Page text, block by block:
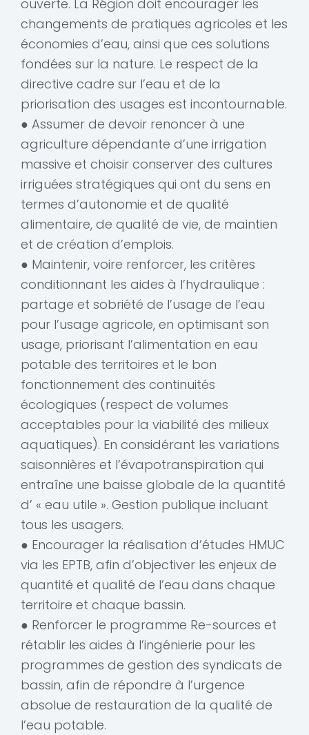
ouverte. La Région doit encourager les
changements de pratiques agricoles et les
économies d’eau, ainsi que ces solutions
fondées sur la nature. Le respect de la
directive cadre sur l’eau et de la
priorisation des usages est incontournable.
● Assumer de devoir renoncer à une
agriculture dépendante d’une irrigation
massive et choisir conserver des cultures
irriguées stratégiques qui ont du sens en
termes d’autonomie et de qualité
alimentaire, de qualité de vie, de maintien
et de création d’emplois.
● Maintenir, voire renforcer, les critères
conditionnant les aides à l’hydraulique :
partage et sobriété de l’usage de l’eau
pour l’usage agricole, en optimisant son
usage, priorisant l’alimentation en eau
potable des territoires et le bon
fonctionnement des continuités
écologiques (respect de volumes
acceptables pour la viabilité des milieux
aquatiques). En considérant les variations
saisonnières et l’évapotranspiration qui
entraîne une baisse globale de la quantité
d’ « eau utile ». Gestion publique incluant
tous les usagers.
● Encourager la réalisation d’études HMUC
via les EPTB, afin d’objectiver les enjeux de
quantité et qualité de l’eau dans chaque
territoire et chaque bassin.
● Renforcer le programme Re-sources et
rétablir les aides à l’ingénierie pour les
programmes de gestion des syndicats de
bassin, afin de répondre à l’urgence
absolue de restauration de la qualité de
l’eau potable.